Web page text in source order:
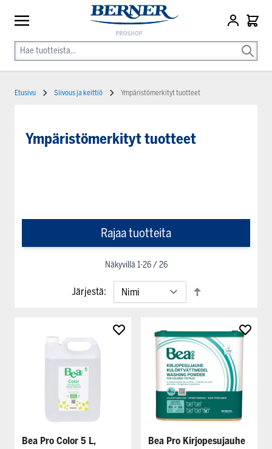
Etusivu Siivous ja keittiö Ympäristömerkityt tuotteet
Ympäristömerkityt tuotteet
Rajaa tuotteita
Näkyvillä 1-26/26
Järjestä:
Bea Pro Color 5 L,
Bea Pro Kirjopesujauhe